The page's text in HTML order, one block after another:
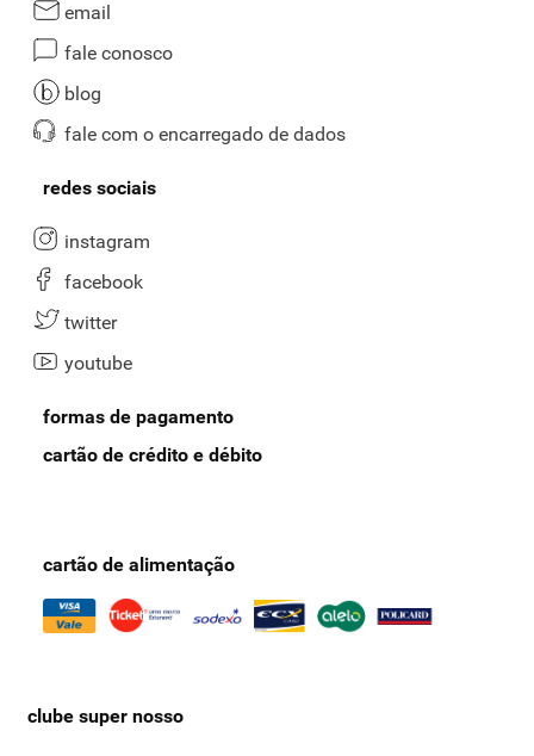
email
fale conosco
blog
fale com o encarregado de dados
redes sociais
instagram
facebook
twitter
youtube
formas de pagamento
cartão de crédito e débito
cartão de alimentação
clube super nosso